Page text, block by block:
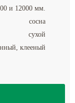
и 12000 мм.
сосна
сухой
клееный